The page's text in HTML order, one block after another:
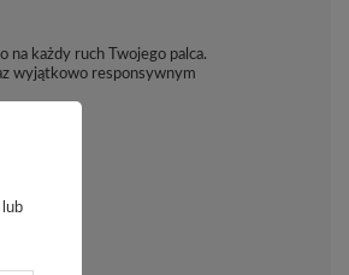
każdy ruch Twojego palca.
wyjątkowo responsywnym